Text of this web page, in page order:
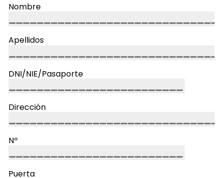
Nombre
Apellidos
DNI/NIE/Pasaporte
Dirección
Nº
Puerta